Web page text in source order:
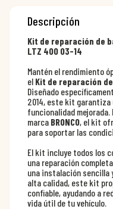
Descripción
Kit de reparación de
LTZ 400 03-14
Mantén el rendimiento
el Kit de reparación
Diseñado
2014, este kit
funcionalidad
marca BRONCO, el kit
para soportar las
El kit incluye todos los
una reparación
una instalación sencilla
alta calidad, este kit
confiable, ayudando a
vida útil de tu vehículo.